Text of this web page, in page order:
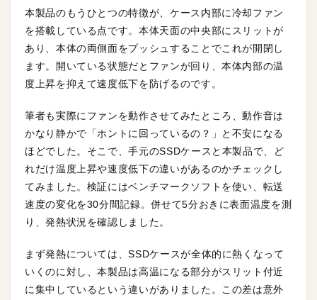
本製品のもうひとつの特徴が、ケース内部に冷却ファン
を搭載している点です。本体天面の中央部にスリットが
あり、本体の両側面をプッシュすることでこれが開閉し
ます。開いている状態だとファンが回り、本体内部の温
度上昇を抑えて速度低下を防げるのです。
筆者も実際にファンを動作させてみたところ、動作音は
かなり静かで「ホントに回っているの？」と不安になる
ほどでした。そこで、手元のSSDケースと本製品で、ど
れだけ温度上昇や速度低下の違いがあるのかチェックし
てみました。検証にはベンチマークソフトを使い、転送
速度の変化を30分間記録。併せて5分おきに表面温度を測
り、発熱状況を確認しました。
まず発熱については、SSDケースが全体的に熱くなって
いくのに対し、本製品は高温になる部分がスリット付近
に集中しているという違いがありました。この差は意外